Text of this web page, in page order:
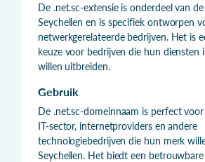
De .net.sc-extensie is onderdeel van
Seychellen en is specifiek ontworpen
netwerkgerelateerde bedrijven. Het is
keuze voor bedrijven die hun diensten
willen uitbreiden.
Gebruik
De .net.sc-domeinnaam is perfect
IT-sector, internetproviders en andere
technologiebedrijven die hun merk
Seychellen. Het biedt een